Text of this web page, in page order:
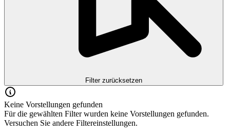
Filter zurücksetzen
Keine Vorstellungen gefunden
Für die gewählten Filter wurden keine Vorstellungen gefunden.
Versuchen Sie andere Filtereinstellungen.